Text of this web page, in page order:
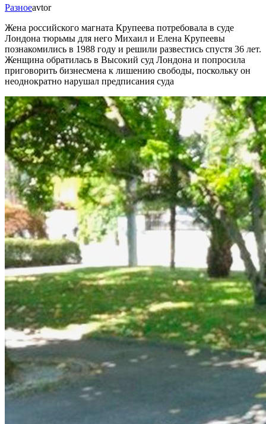
Разноеavtor
Жена российского магната Крупеева потребовала в суде
Лондона тюрьмы для него Михаил и Елена Крупеевы
познакомились в 1988 году и решили развестись спустя 36 лет.
Женщина обратилась в Высокий суд Лондона и попросила
приговорить бизнесмена к лишению свободы, поскольку он
неоднократно нарушал предписания суда